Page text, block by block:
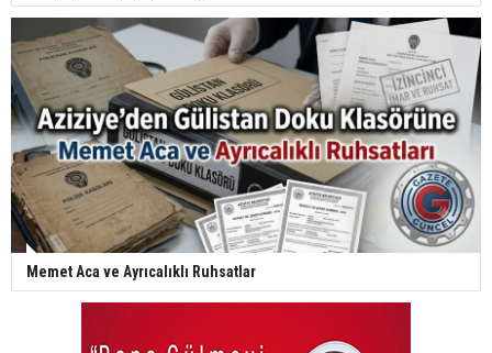
Memet Aca ve Ayrıcalıklı Ruhsatlar